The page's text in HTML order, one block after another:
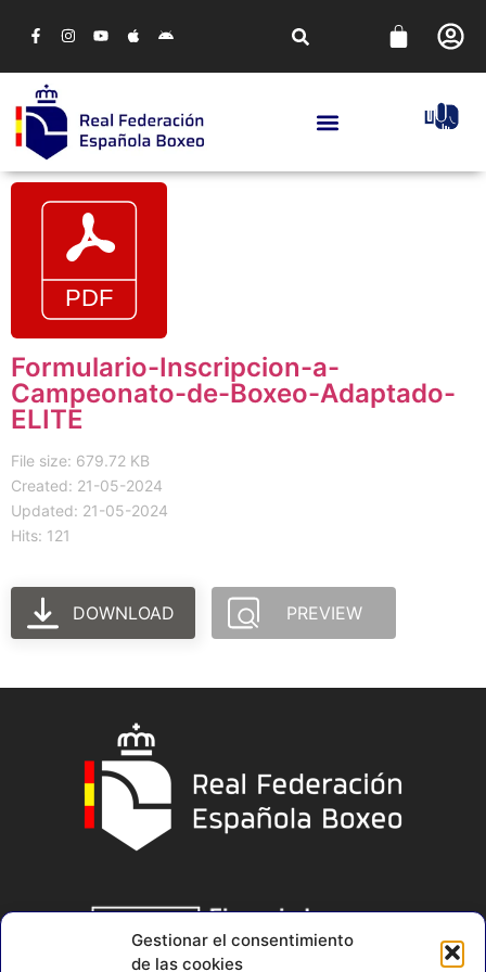
Gestionar el consentimiento
de las cookies
Formulario-Inscripcion-a-
Campeonato-de-Boxeo-Adaptado-
ELITE
File size: 679.72 KB
Created: 21-05-2024
Updated: 21-05-2024
Hits: 121
DOWNLOAD PREVIEW